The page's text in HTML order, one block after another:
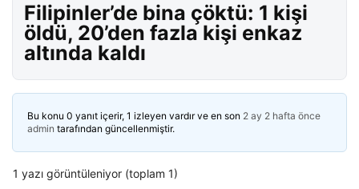
Filipinler’de bina çöktü: 1 kişi
öldü, 20’den fazla kişi enkaz
altında kaldı
Bu konu 0 yanıt içerir, 1 izleyen vardır ve en son 2 ay 2 hafta önce
admin tarafından güncellenmiştir.
1 yazı görüntüleniyor (toplam 1)